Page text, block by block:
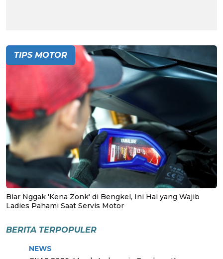
TIPS MOTOR
Biar Nggak 'Kena Zonk' di Bengkel, Ini Hal yang Wajib
Ladies Pahami Saat Servis Motor
BERITA TERPOPULER
NEWS